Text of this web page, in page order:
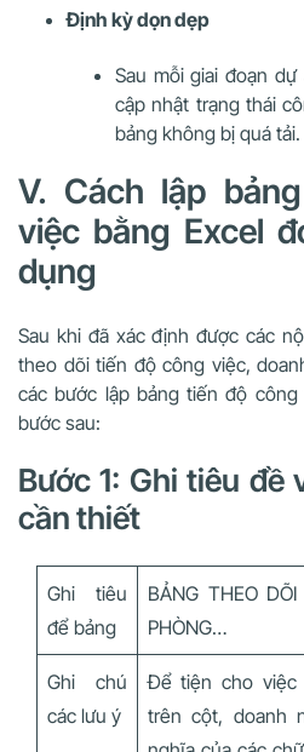
Định kỳ dọn dẹp
Sau mỗi giai đoạn
cập nhật trạng thái
bảng không bị quá tải.
V. Cách lập
việc bằng Excel
dụng
Sau khi đã xác định được các
theo dõi tiến độ công việc,
các bước lập bảng tiến độ
bước sau:
Bước 1: Ghi tiêu đề
cần thiết
Ghi tiêu
để bảng
BẢNG THEO
PHÒNG…
Ghi chú
các lưu ý
Để tiện cho
trên cột, doanh